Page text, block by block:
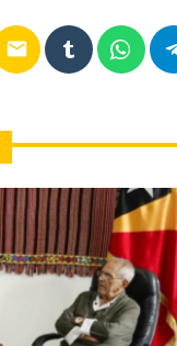
email